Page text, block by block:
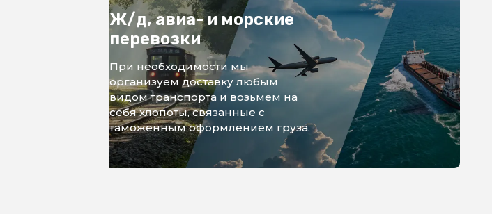
Ж/д, авиа- и морские
перевозки
При необходимости мы
организуем доставку любым
видом транспорта и возьмем на
себя хлопоты, связанные с
таможенным оформлением груза.